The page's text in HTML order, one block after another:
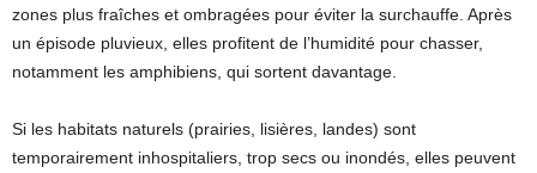
zones plus fraîches et ombragées pour éviter la surchauffe. Après
un épisode pluvieux, elles profitent de l’humidité pour chasser,
notamment les amphibiens, qui sortent davantage.
Si les habitats naturels (prairies, lisières, landes) sont
temporairement inhospitaliers, trop secs ou inondés, elles peuvent